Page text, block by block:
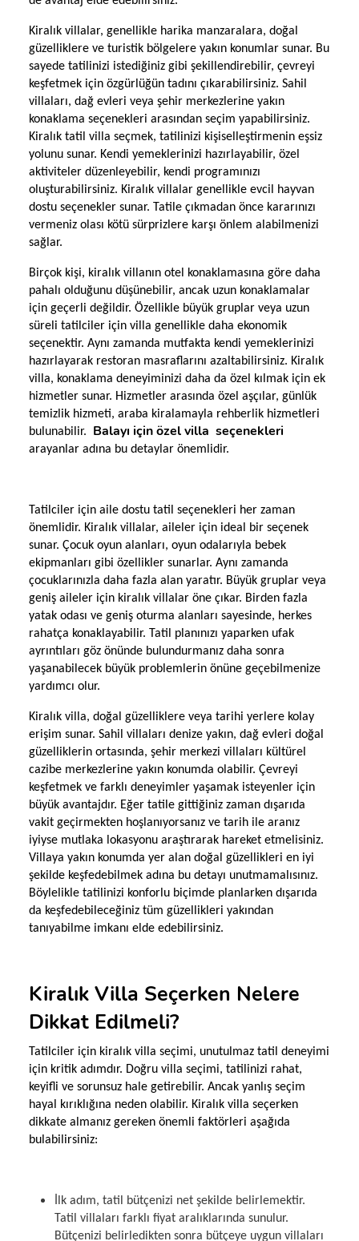
Kiralık villalar, genellikle harika manzaralara, doğal
güzelliklere ve turistik bölgelere yakın konumlar sunar. Bu
sayede tatilinizi istediğiniz gibi şekillendirebilir, çevreyi
keşfetmek için özgürlüğün tadını çıkarabilirsiniz. Sahil
villaları, dağ evleri veya şehir merkezlerine yakın
konaklama seçenekleri arasından seçim yapabilirsiniz.
Kiralık tatil villa seçmek, tatilinizi kişiselleştirmenin eşsiz
yolunu sunar. Kendi yemeklerinizi hazırlayabilir, özel
aktiviteler düzenleyebilir, kendi programınızı
oluşturabilirsiniz. Kiralık villalar genellikle evcil hayvan
dostu seçenekler sunar. Tatile çıkmadan önce kararınızı
vermeniz olası kötü sürprizlere karşı önlem alabilmenizi
sağlar.
Birçok kişi, kiralık villanın otel konaklamasına göre daha
pahalı olduğunu düşünebilir, ancak uzun konaklamalar
için geçerli değildir. Özellikle büyük gruplar veya uzun
süreli tatilciler için villa genellikle daha ekonomik
seçenektir. Aynı zamanda mutfakta kendi yemeklerinizi
hazırlayarak restoran masraflarını azaltabilirsiniz. Kiralık
villa, konaklama deneyiminizi daha da özel kılmak için ek
hizmetler sunar. Hizmetler arasında özel aşçılar, günlük
temizlik hizmeti, araba kiralamayla rehberlik hizmetleri
bulunabilir. Balayı için özel villa seçenekleri
arayanlar adına bu detaylar önemlidir.
Tatilciler için aile dostu tatil seçenekleri her zaman
önemlidir. Kiralık villalar, aileler için ideal bir seçenek
sunar. Çocuk oyun alanları, oyun odalarıyla bebek
ekipmanları gibi özellikler sunarlar. Aynı zamanda
çocuklarınızla daha fazla alan yaratır. Büyük gruplar veya
geniş aileler için kiralık villalar öne çıkar. Birden fazla
yatak odası ve geniş oturma alanları sayesinde, herkes
rahatça konaklayabilir. Tatil planınızı yaparken ufak
ayrıntıları göz önünde bulundurmanız daha sonra
yaşanabilecek büyük problemlerin önüne geçebilmenize
yardımcı olur.
Kiralık villa, doğal güzelliklere veya tarihi yerlere kolay
erişim sunar. Sahil villaları denize yakın, dağ evleri doğal
güzelliklerin ortasında, şehir merkezi villaları kültürel
cazibe merkezlerine yakın konumda olabilir. Çevreyi
keşfetmek ve farklı deneyimler yaşamak isteyenler için
büyük avantajdır. Eğer tatile gittiğiniz zaman dışarıda
vakit geçirmekten hoşlanıyorsanız ve tarih ile aranız
iyiyse mutlaka lokasyonu araştırarak hareket etmelisiniz.
Villaya yakın konumda yer alan doğal güzellikleri en iyi
şekilde keşfedebilmek adına bu detayı unutmamalısınız.
Böylelikle tatilinizi konforlu biçimde planlarken dışarıda
da keşfedebileceğiniz tüm güzellikleri yakından
tanıyabilme imkanı elde edebilirsiniz.
Kiralık Villa Seçerken Nelere
Dikkat Edilmeli?
Tatilciler için kiralık villa seçimi, unutulmaz tatil deneyimi
için kritik adımdır. Doğru villa seçimi, tatilinizi rahat,
keyifli ve sorunsuz hale getirebilir. Ancak yanlış seçim
hayal kırıklığına neden olabilir. Kiralık villa seçerken
dikkate almanız gereken önemli faktörleri aşağıda
bulabilirsiniz:
İlk adım, tatil bütçenizi net şekilde belirlemektir.
Tatil villaları farklı fiyat aralıklarında sunulur.
Bütçenizi belirledikten sonra bütçeye uygun villaları